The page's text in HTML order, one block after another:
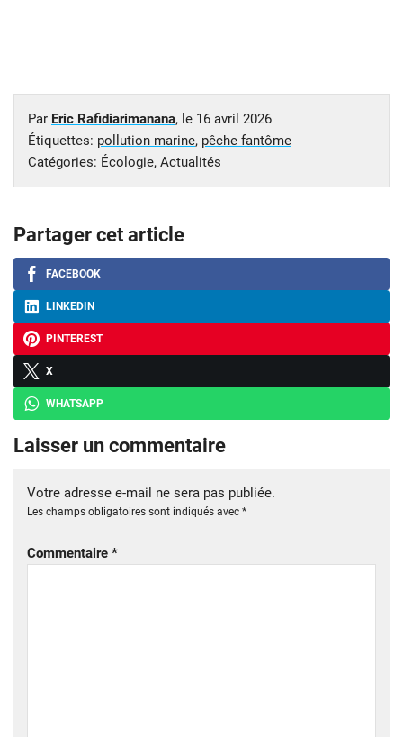
Par Eric Rafidiarimanana, le 16 avril 2026
Étiquettes: pollution marine, pêche fantôme
Catégories: Écologie, Actualités
Partager cet article
FACEBOOK
LINKEDIN
PINTEREST
X
WHATSAPP
Laisser un commentaire
Votre adresse e-mail ne sera pas publiée.
Les champs obligatoires sont indiqués avec *
Commentaire *